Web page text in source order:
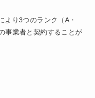
より3つのランク（A・
事業者と契約することが